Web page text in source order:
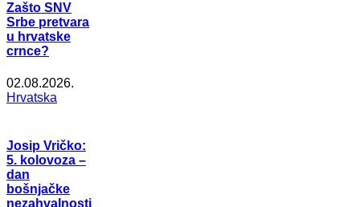
Zašto SNV
Srbe pretvara
u hrvatske
crnce?
02.08.2026.
Hrvatska
Josip Vričko:
5. kolovoza –
dan
bošnjačke
nezahvalnosti